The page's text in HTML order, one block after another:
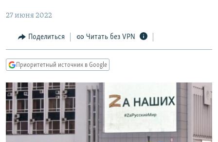
навигации
Вернутся
IDEL.РЕАЛИИ
КАВКАЗ.РЕАЛИИ
СИБИРЬ.РЕАЛИИ
РАСПИСАНИЕ ВЕЩАНИЯ
ПОДПИШИТЕСЬ НА РАССЫЛКУ
27 июня 2022
Поделиться Читать без VPN
Приоритетный источник в Google